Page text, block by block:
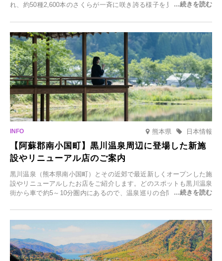
れ、約50種2,600本のさくらが一斉に咲き誇る様子を見に、世界中か
日(月)～2026年2月28日(土)の期間、「冬に咲くさくらライトアップ」
を開催します。
熊本県 日本情報
【阿蘇郡南小国町】黒川温泉周辺に登場した新施
設やリニューアル店のご案内
黒川温泉（熊本県南小国町）とその近郊で最近新しくオープンした施
設やリニューアルしたお店をご紹介します。どのスポットも黒川温泉
街から車で約5～10分圏内にあるので、温泉巡りの合間に気軽に立ち
元食材にこだわったレストランなど、多彩な魅力が満載です。黒川温
泉の新たな楽しみとしてチェックしてみてください。